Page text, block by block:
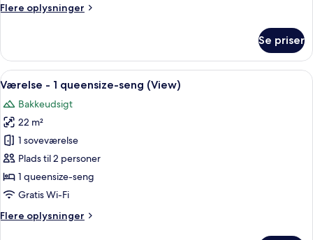
seng
Flere oplysninger
Flere
-
queensize-
Se priser
Indlæs
alle
billeder
af
Værelse
-
1
queensize-
(View)
Et hotelværelse med en stor seng,
10
Værelse - 1 queensize-seng (View)
Bakkeudsigt
22 m²
1 soveværelse
Plads til 2 personer
1 queensize-seng
Gratis Wi-Fi
Flere oplysninger
Flere